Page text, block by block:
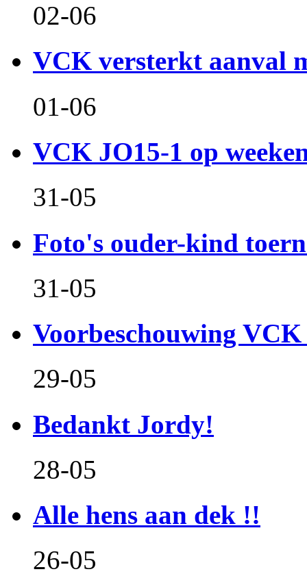
02-06
VCK versterkt aanval
01-06
VCK JO15-1 op
31-05
Foto's ouder-kind
31-05
Voorbeschouwing VCK
29-05
Bedankt Jordy!
28-05
Alle hens aan dek !!
26-05